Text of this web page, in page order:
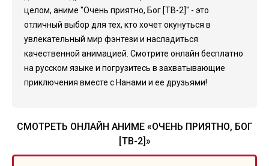
целом, аниме "Очень приятно, Бог [ТВ-2]" - это
отличный выбор для тех, кто хочет окунуться в
увлекательный мир фэнтези и насладиться
качественной анимацией. Смотрите онлайн бесплатно
на русском языке и погрузитесь в захватывающие
приключения вместе с Нанами и ее друзьями!
СМОТРЕТЬ ОНЛАЙН АНИМЕ «ОЧЕНЬ ПРИЯТНО, БОГ
[ТВ-2]»